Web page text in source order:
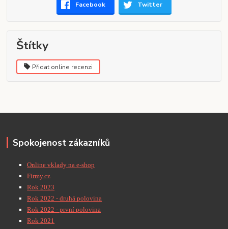
Facebook Twitter
Štítky
Přidat online recenzi
Spokojenost zákazníků
Online vklady na e-shop
Firmy.cz
Rok 2023
Rok 2022 - druhá polovina
Rok 2022 - první polovina
Rok 2021